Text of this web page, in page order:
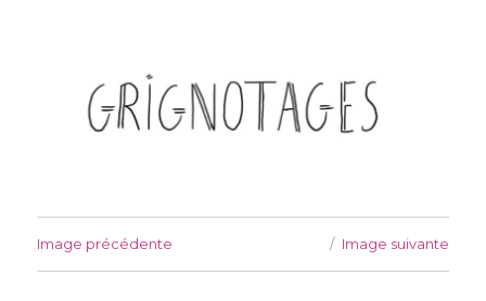
Image précédente Image suivante